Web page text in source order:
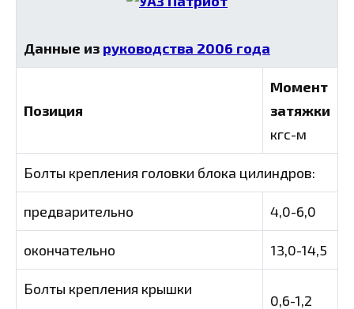
Данные из руководства 2006 года
Позиция
Момент
затяжки
кгс-м
Болты крепления головки блока цилиндров:
предварительно 4,0-6,0
окончательно 13,0-14,5
Болты крепления крышки
0,6-1,2